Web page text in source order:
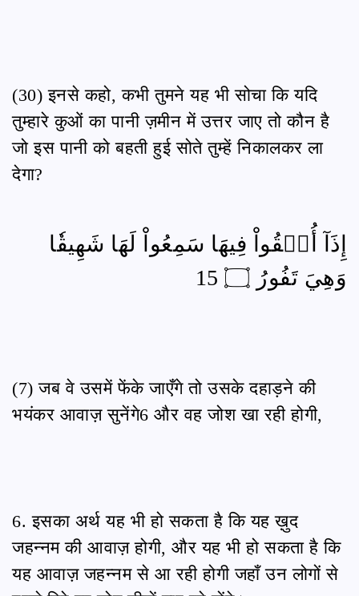
(30) इनसे कहो, कभी तुमने यह भी सोचा कि यदि
तुम्हारे कुओं का पानी ज़मीन में उत्तर जाए तो कौन है
जो इस पानी को बहती हुई सोते तुम्हें निकालकर ला
देगा?
إِذَآ أُلۡقُواْ فِيهَا سَمِعُواْ لَهَا شَهِيقٗا
وَهِيَ تَفُورُ ۝ 15
(7) जब वे उसमें फेंके जाएँगे तो उसके दहाड़ने की
भयंकर आवाज़ सुनेंगे6 और वह जोश खा रही होगी,
6. इसका अर्थ यह भी हो सकता है कि यह ख़ुद
जहन्नम की आवाज़ होगी, और यह भी हो सकता है कि
यह आवाज़ जहन्नम से आ रही होगी जहाँ उन लोगों से